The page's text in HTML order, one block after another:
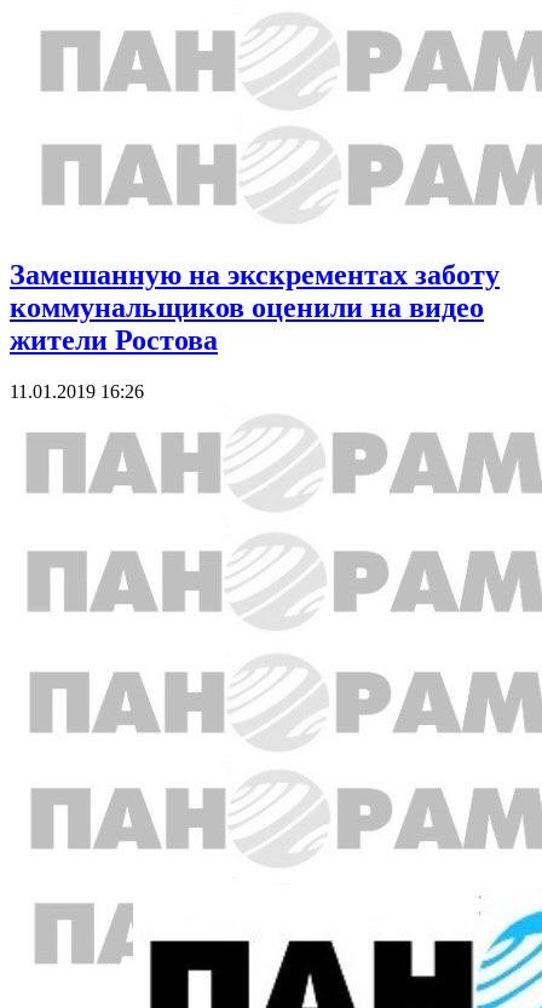
Замешанную на экскрементах заботу
коммунальщиков оценили на видео
жители Ростова
11.01.2019 16:26